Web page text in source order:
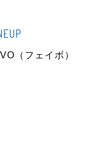
（フェイボ）